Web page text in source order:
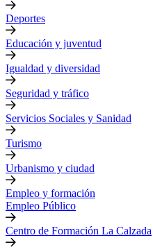
Deportes
Educación y juventud
Igualdad y diversidad
Seguridad y tráfico
Servicios Sociales y Sanidad
Turismo
Urbanismo y ciudad
Empleo y formación
Empleo Público
Centro de Formación La Calzada